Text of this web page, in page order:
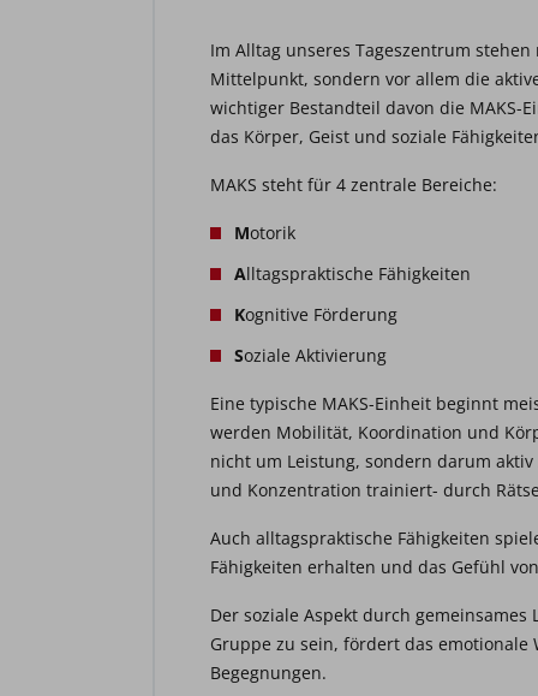
Im Alltag unseres Tageszentrum
Mittelpunkt, sondern vor allem die
wichtiger Bestandteil davon die MAKS-
das Körper, Geist und soziale
MAKS steht für 4 zentrale Bereiche:
Motorik
Alltagspraktische Fähigkeiten
Kognitive Förderung
Soziale Aktivierung
Eine typische MAKS-Einheit beginnt
werden Mobilität, Koordination und
nicht um Leistung, sondern darum
und Konzentration trainiert- durch
Auch alltagspraktische Fähigkeiten
Fähigkeiten erhalten und das Gefühl
Der soziale Aspekt durch
Gruppe zu sein, fördert das
Begegnungen.